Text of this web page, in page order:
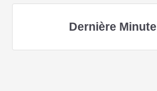
Dernière Minute